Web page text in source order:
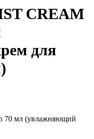
CREAM
для
70 мл (увлажняющий